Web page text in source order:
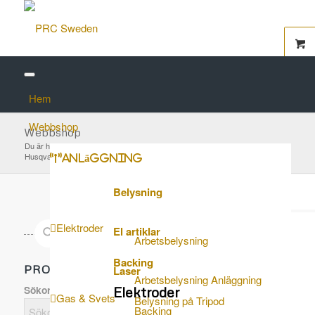
Hem
Webbshop
Anläggning
Belysning
Arbetsbelysning
Belysning på Tripod
El artiklar
Arbetsbelysning Anläggning
Laser
Elektroder
Backing
Backing
Elektroder
Gas & Svets
Webbshop
Du är här:
Husqvarna 3120K / Låstätning – Husqvarna 3122 K
PRODUKTSÖK…
Sökord här...